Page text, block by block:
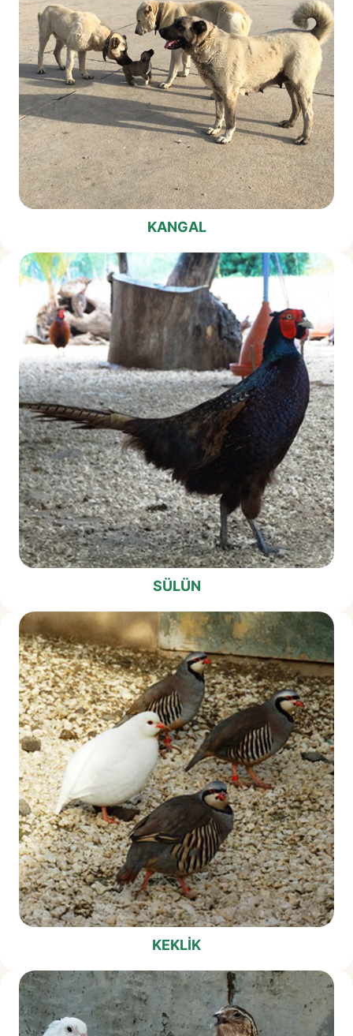
KANGAL
SÜLÜN
KEKLIK